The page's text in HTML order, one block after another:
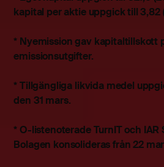
kapital per aktie uppgick till 3,82
* Nyemission gav kapitaltillskott
emissionsutgifter.
* Tillgängliga likvida medel
den 31 mars.
* O-listenoterade TurnIT och IAR
Bolagen konsolideras från 22